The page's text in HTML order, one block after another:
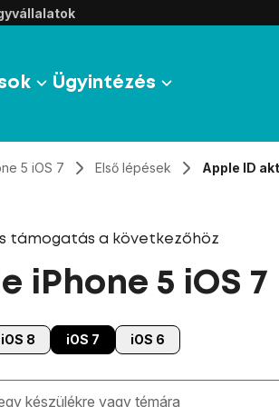
Ügyintézés
5 iOS 7 Első lépések Apple ID
támogatás a következőhöz
iPhone 5 iOS 7
iOS 8 iOS 7 iOS 6
megjelennek a keresési